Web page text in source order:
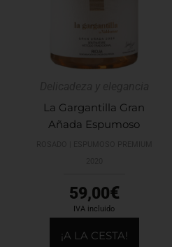
La Gargantilla Gran
Añada Espumoso
59,00€
IVA incluido
¡A LA CESTA!